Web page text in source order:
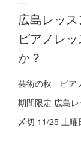
ご相談・体験レッ
広島レッ
ピアノレ
か？
芸術の秋 ピア
期間限定 広島
〆切 11/25 土曜